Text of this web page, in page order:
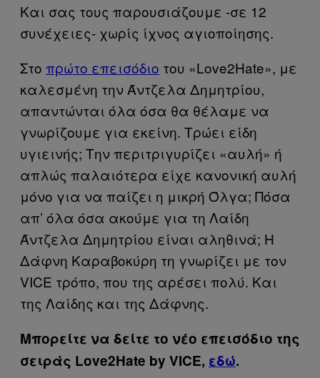
Και σας τους παρουσιάζουμε -σε 12
συνέχειες- χωρίς ίχνος αγιοποίησης.
Στο πρώτο επεισόδιο του «Love2Hate», με
καλεσμένη την Άντζελα Δημητρίου,
απαντώνται όλα όσα θα θέλαμε να
γνωρίζουμε για εκείνη. Τρώει είδη
υγιεινής; Την περιτριγυρίζει «αυλή» ή
απλώς παλαιότερα είχε κανονική αυλή
μόνο για να παίζει η μικρή Όλγα; Πόσα
απ’ όλα όσα ακούμε για τη Λαίδη
Άντζελα Δημητρίου είναι αληθινά; Η
Δάφνη Καραβοκύρη τη γνωρίζει με τον
VICE τρόπο, που της αρέσει πολύ. Και
της Λαίδης και της Δάφνης.
Μπορείτε να δείτε το νέο επεισόδιο της
σειράς Love2Hate by VICE, εδώ.